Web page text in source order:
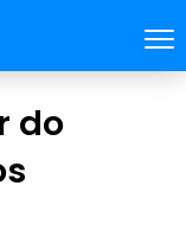
do